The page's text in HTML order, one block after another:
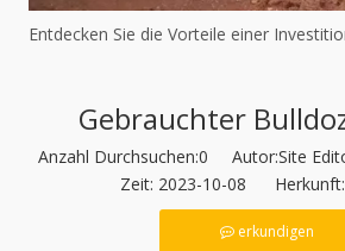
Gebrauchter
Anzahl Durchsuchen:0 Autor:Site
Zeit: 2023-10-08 Herkunft:
erkundigen